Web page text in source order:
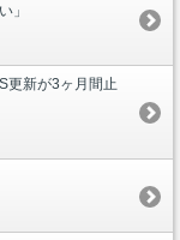
」
更新が3ヶ月間止